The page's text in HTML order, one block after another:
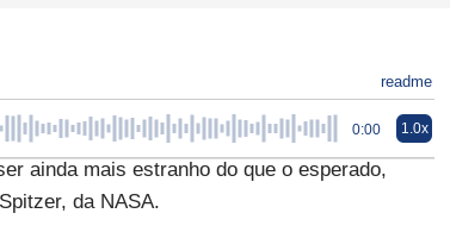
readme
0:00 1.0x
ainda mais estranho do que o esperado,
da NASA.